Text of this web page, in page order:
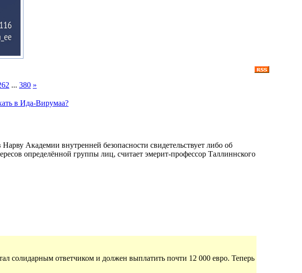
... 380 »
в Ида-Вирумаа?
Академии внутренней безопасности свидетельствует либо об
определённой группы лиц, считает эмерит-профессор Таллиннского
солидарным ответчиком и должен выплатить почти 12 000 евро. Теперь